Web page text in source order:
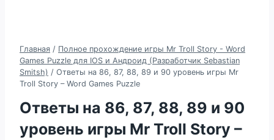
Главная / Полное прохождение игры Mr Troll Story - Word
Games Puzzle для IOS и Андроид (Разработчик Sebastian
Smitsh) / Ответы на 86, 87, 88, 89 и 90 уровень игры Mr
Troll Story – Word Games Puzzle
Ответы на 86, 87, 88, 89 и 90
уровень игры Mr Troll Story –